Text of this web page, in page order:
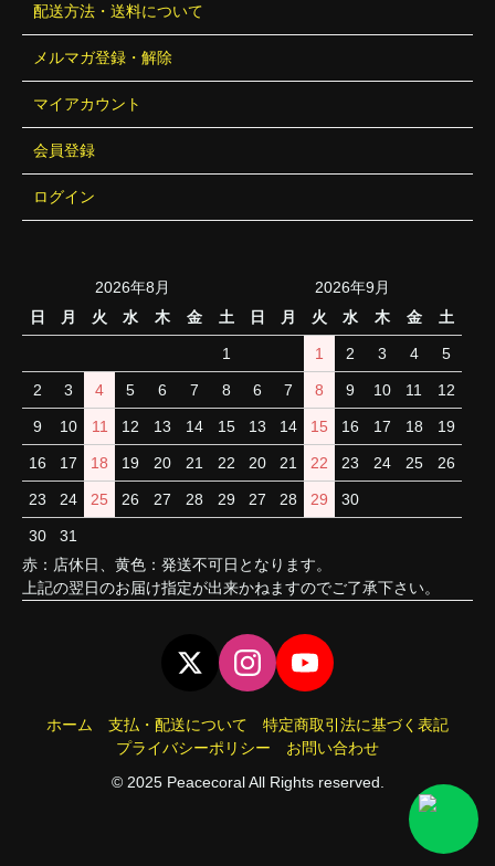
配送方法・送料について
メルマガ登録・解除
マイアカウント
会員登録
ログイン
2026年8月
日
月 火 水 木 金 土
1
2 3 4 5 6 7 8
9 10 11 12 13 14 15
16 17 18 19 20 21 22
23 24 25 26 27 28 29
30 31
2026年9月
日
月 火 水 木 金 土
1 2 3 4 5
6 7 8 9 10 11 12
13 14 15 16 17 18 19
20 21 22 23 24 25 26
27 28 29 30
赤：店休日、黄色：発送不可日となります。
上記の翌日のお届け指定が出来かねますのでご了承下さい。
ホーム 支払・配送について
特定商取引法に基づく表記
プライバシーポリシー
お問い合わせ
© 2025 Peacecoral All Rights reserved.